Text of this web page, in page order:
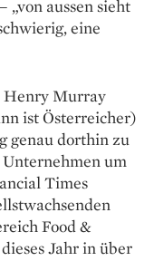
aussen sieht
eine
Murray
ist Österreicher)
genau dorthin zu
Unternehmen um
Times
Food &
Jahr in über